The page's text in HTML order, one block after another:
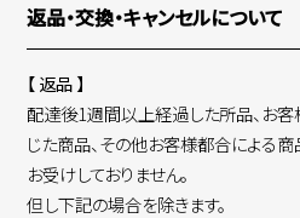
返品・交換・キャンセルについて
【 返品 】
配達後1週間以上経過した所品、お
じた商品、その他お客様都合による商
お受けしておりません。
但し下記の場合を除きます。